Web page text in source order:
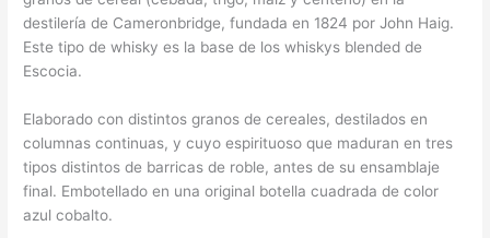
destilería de Cameronbridge, fundada en 1824 por John Haig.
Este tipo de whisky es la base de los whiskys blended de
Escocia.
Elaborado con distintos granos de cereales, destilados en
columnas continuas, y cuyo espirituoso que maduran en tres
tipos distintos de barricas de roble, antes de su ensamblaje
final. Embotellado en una original botella cuadrada de color
azul cobalto.